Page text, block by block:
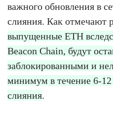
важного обновления в
слияния. Как отмечают
выпущенные ETH
Beacon Chain, будут
заблокированными и
минимум в течение 6-12
слияния.